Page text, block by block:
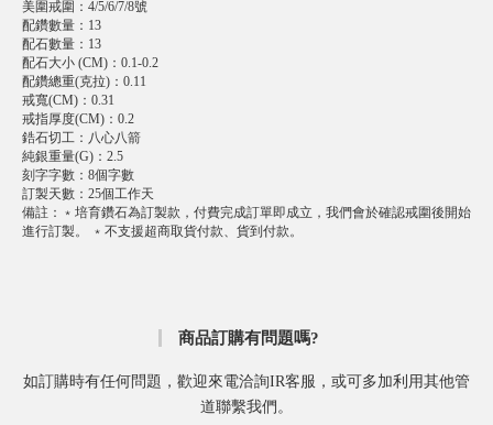
美圍戒圍 ： 4/5/6/7/8號
配鑽數量 ： 13
配石數量 ： 13
配石大小 (CM) ： 0.1-0.2
配鑽總重(克拉) ： 0.11
戒寬(CM) ： 0.31
戒指厚度(CM) ： 0.2
鋯石切工 ： 八心八箭
純銀重量(G) ： 2.5
刻字字數 ： 8個字數
訂製天數 ： 25個工作天
備註 ： ﹡培育鑽石為訂製款，付費完成訂單即成立，我們會於確認戒圍後開始
進行訂製。 ﹡不支援超商取貨付款、貨到付款。
商品訂購有問題嗎?
如訂購時有任何問題，歡迎來電洽詢IR客服，或可多加利用其他管
道聯繫我們。